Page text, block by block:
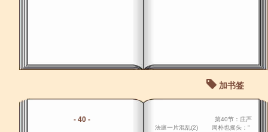
加书签
- 40 -
第40节：庄严
法庭一片混乱(2) 周朴也摇头："